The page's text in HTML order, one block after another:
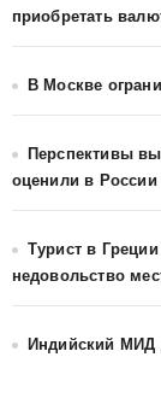
приобретать
В Москве
Перспективы
оценили в России
Турист в
недовольство
Индийский МИД